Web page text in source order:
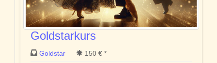
Goldstarkurs
Goldstar 150 € *